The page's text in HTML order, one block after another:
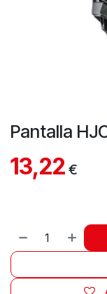
Pantalla
13,22 €